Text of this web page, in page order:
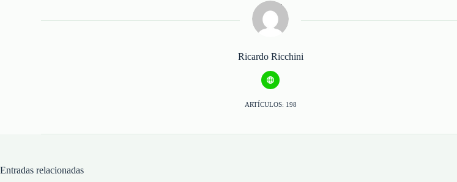
Ricardo Ricchini
ARTÍCULOS: 198
Entradas relacionadas